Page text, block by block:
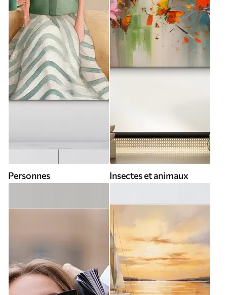
Personnes Insectes et animaux